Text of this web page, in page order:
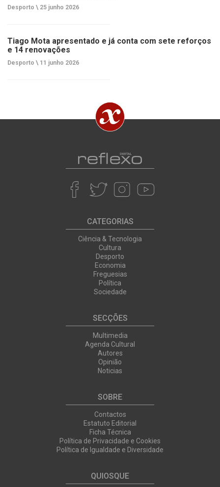
Desporto \ 25 junho 2026
Tiago Mota apresentado e já conta com sete reforços
e 14 renovações
Desporto \ 11 junho 2026
CATEGORIAS
Ciência & Tecnologia
Cultura
Desporto
Economia
Freguesias
Política
Sociedade
SECÇÕES
Multimedia
Agenda Cultural
Autores
Opinião
Noticias
SOBRE
Contactos
Estatuto Editorial
Ficha Técnica
Política de Privacidade e Cookies
Política de Igualdade e Diversidade
QUIOSQUE